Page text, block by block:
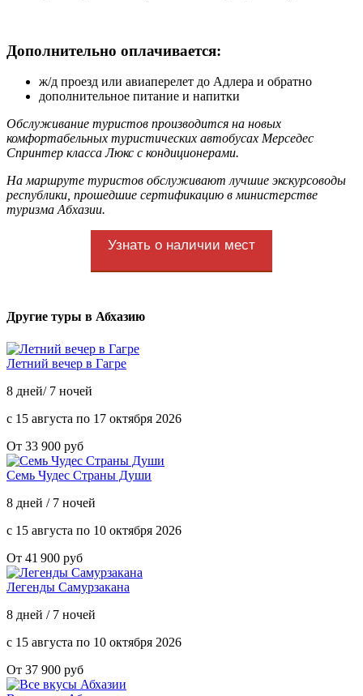
Дополнительно оплачивается:
ж/д проезд или авиаперелет до Адлера и обратно
дополнительное питание и напитки
Обслуживание туристов производится на новых
комфортабельных туристических автобусах Мерседес
Спринтер класса Люкс с кондиционерами.
На маршруте туристов обслуживают лучшие экскурсоводы
республики, прошедшие сертификацию в министерстве
туризма Абхазии.
Узнать о наличии мест
Другие туры в Абхазию
Летний вечер в Гагре
8 дней/ 7 ночей
с 15 августа по 17 октября 2026
От 33 900 руб
Семь Чудес Страны Души
8 дней / 7 ночей
с 15 августа по 10 октября 2026
От 41 900 руб
Легенды Самурзакана
8 дней / 7 ночей
с 15 августа по 10 октября 2026
От 37 900 руб